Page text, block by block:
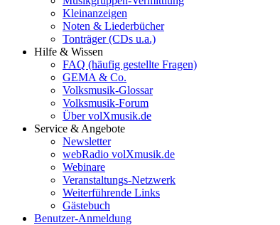
Kleinanzeigen
Noten & Liederbücher
Tonträger (CDs u.a.)
Hilfe & Wissen
FAQ (häufig gestellte Fragen)
GEMA & Co.
Volksmusik-Glossar
Volksmusik-Forum
Über volXmusik.de
Service & Angebote
Newsletter
webRadio volXmusik.de
Webinare
Veranstaltungs-Netzwerk
Weiterführende Links
Gästebuch
Benutzer-Anmeldung